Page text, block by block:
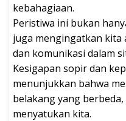
kebahagiaan.
Peristiwa ini bukan
juga mengingatkan
dan komunikasi dalam
Kesigapan sopir dan
menunjukkan bahwa
belakang yang
menyatukan kita.